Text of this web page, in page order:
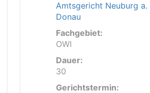
Amtsgericht Neuburg a.
Donau
Fachgebiet:
OWI
Dauer:
30
Gerichtstermin: